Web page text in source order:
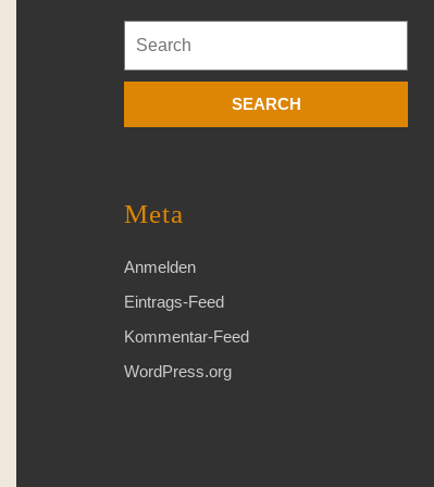
for:
Meta
Anmelden
Eintrags-Feed
Kommentar-Feed
WordPress.org